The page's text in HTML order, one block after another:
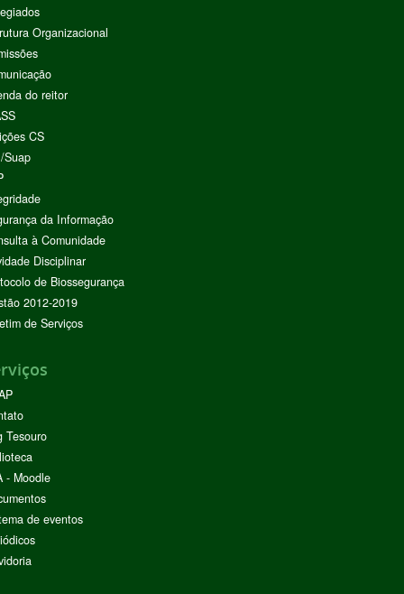
Organizacional
do reitor
CS
Suap
da Informação
à Comunidade
Disciplinar
de Biossegurança
2012-2019
de Serviços
Tesouro
- Moodle
de eventos